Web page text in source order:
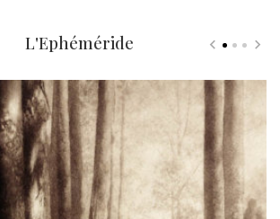
L'Ephéméride